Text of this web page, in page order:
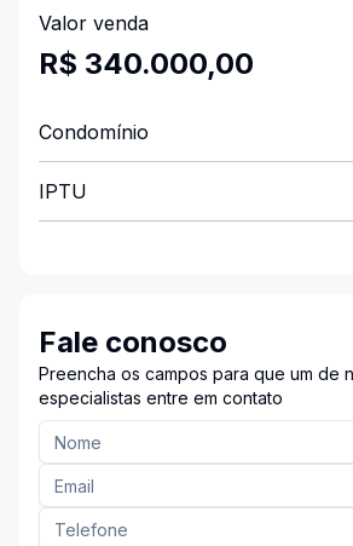
Valor venda
R$ 340.000,00
Condomínio
IPTU
Fale conosco
Preencha os campos para que um de
especialistas entre em contato